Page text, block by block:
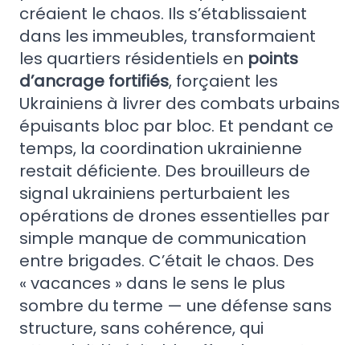
créaient le chaos. Ils s’établissaient
dans les immeubles, transformaient
les quartiers résidentiels en points
d’ancrage fortifiés, forçaient les
Ukrainiens à livrer des combats urbains
épuisants bloc par bloc. Et pendant ce
temps, la coordination ukrainienne
restait déficiente. Des brouilleurs de
signal ukrainiens perturbaient les
opérations de drones essentielles par
simple manque de communication
entre brigades. C’était le chaos. Des
« vacances » dans le sens le plus
sombre du terme — une défense sans
structure, sans cohérence, qui